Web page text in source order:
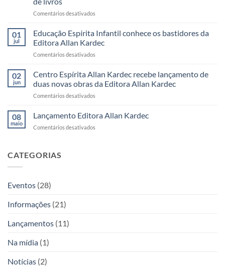
Editora
Kardec
reúne
leitores,
autores
momentos
inesquecíveis
Comentários desativados
Festival
do
Livro
Espírita
em
julho
Editora
Kardec
01
jul
Educação Espírita Infantil conhece os bastidores da
Editora Allan Kardec
Comentários desativados
Espírita
Infantil
conhece
os
da
Allan
02
jun
Centro Espírita Allan Kardec recebe lançamento de
duas novas obras da Editora Allan Kardec
Comentários desativados
Espírita
Allan
Kardec
08
maio
Lançamento Editora Allan Kardec
Comentários desativados
CATEGORIAS
Eventos (28)
Informações (21)
Lançamentos (11)
Na mídia (1)
Notícias (2)